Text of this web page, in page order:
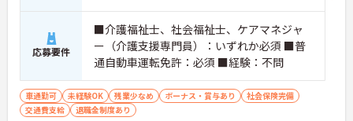
【身だしなみの自由度が高く、ご自身のスタイルで
イキイキと活躍できます】
・髪色やネイル、ヒゲなどが原則自由となってお
り、個性を大切にできます ・清潔感と節度を保ちな
がら、自分らしい働き方が叶うストレスフリーな職
場です
応募要件
■介護福祉士、社会福祉士、ケアマネジャ
ー（介護支援専門員）：いずれか必須 ■普
通自動車運転免許：必須 ■経験：不問
車通勤可 未経験OK 残業少なめ ボーナス・賞与あり
社会保険完備
交通費支給
退職金制度あり